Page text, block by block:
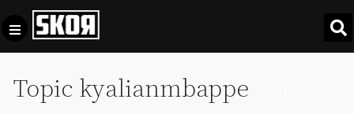
Topic kyalianmbappe
Football +
Privacy